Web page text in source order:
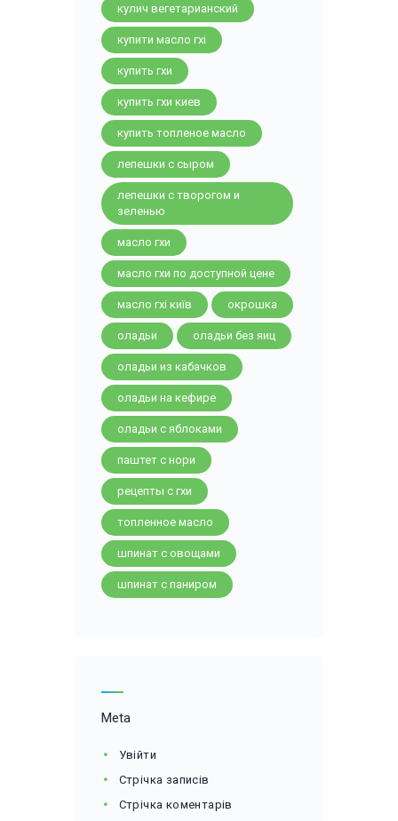
кулич вегетарианский
купити масло гхі
купить гхи
купить гхи киев
купить топленое масло
лепешки с сыром
лепешки с творогом и
зеленью
масло гхи
масло гхи по доступной цене
масло гхі київ окрошка
оладьи оладьи без яиц
оладьи из кабачков
оладьи на кефире
оладьи с яблоками
паштет с нори
рецепты с гхи
топленное масло
шпинат с овощами
шпинат с паниром
Meta
Увійти
Стрічка записів
Стрічка коментарів